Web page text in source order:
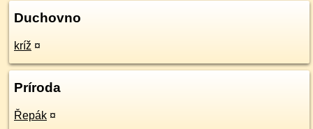
Duchovno
kríž ¤
Príroda
Řepák ¤